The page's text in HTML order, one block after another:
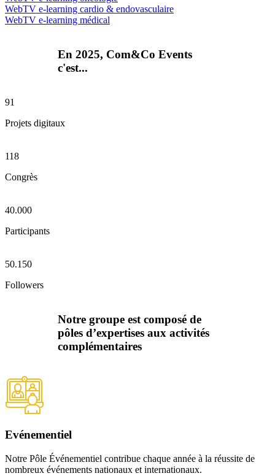
WebTV e-learning cardio & endovasculaire
WebTV e-learning médical
En 2025, Com&Co Events
c'est...
91
Projets digitaux
118
Congrès
40.000
Participants
50.150
Followers
Notre groupe est composé de
pôles d’expertises aux activités
complémentaires
Evénementiel
Notre Pôle Événementiel contribue chaque année à la réussite de
nombreux événements nationaux et internationaux.